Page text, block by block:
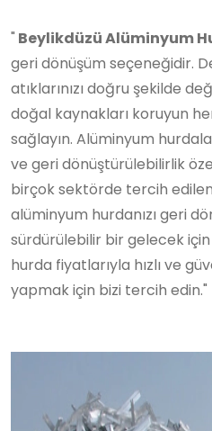
" Beylikdüzü Alüminyum
geri dönüşüm seçeneğidir.
atıklarınızı doğru şekilde
doğal kaynakları koruyun
sağlayın. Alüminyum
ve geri dönüştürülebilirlik
birçok sektörde tercih
alüminyum hurdanızı geri
sürdürülebilir bir gelecek için
hurda fiyatlarıyla hızlı ve
yapmak için bizi tercih edin."